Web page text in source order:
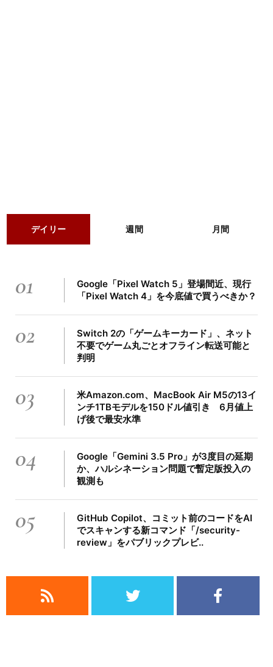
デイリー 週間 月間
01
Google「Pixel Watch 5」登場間近、現行
「Pixel Watch 4」を今底値で買うべきか？
02
Switch 2の「ゲームキーカード」、ネット
不要でゲーム丸ごとオフライン転送可能と
判明
03
米Amazon.com、MacBook Air M5の13イ
ンチ1TBモデルを150ドル値引き 6月値上
げ後で最安水準
04
Google「Gemini 3.5 Pro」が3度目の延期
か、ハルシネーション問題で暫定版投入の
観測も
05
GitHub Copilot、コミット前のコードをAI
でスキャンする新コマンド「/security-
review」をパブリックプレビ..